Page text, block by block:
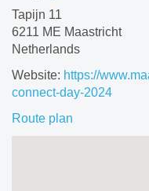
Tapijn 11
6211 ME Maastricht
Netherlands
Website: https://
connect-day-2024
Route plan